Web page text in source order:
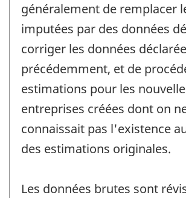
généralement de remplacer
imputées par des données
corriger les données
précédemment, et de
estimations pour les
entreprises créées dont on
connaissait pas l'existence
des estimations originales.
Les données brutes sont